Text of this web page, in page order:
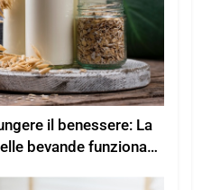
il benessere: La
bevande funzionali